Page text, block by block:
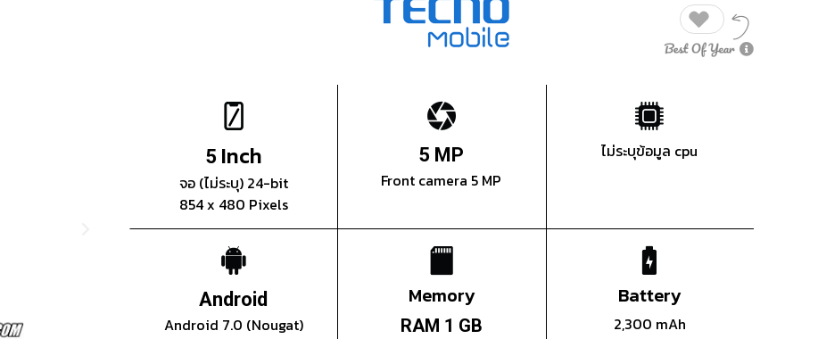
5 Inch
จอ (ไม่ระบุ) 24-bit
854 x 480 Pixels
5 MP
Front camera 5 MP
ไม่ระบุข้อมูล cpu
Android
Android 7.0 (Nougat)
Memory
RAM 1 GB
Battery
2,300 mAh